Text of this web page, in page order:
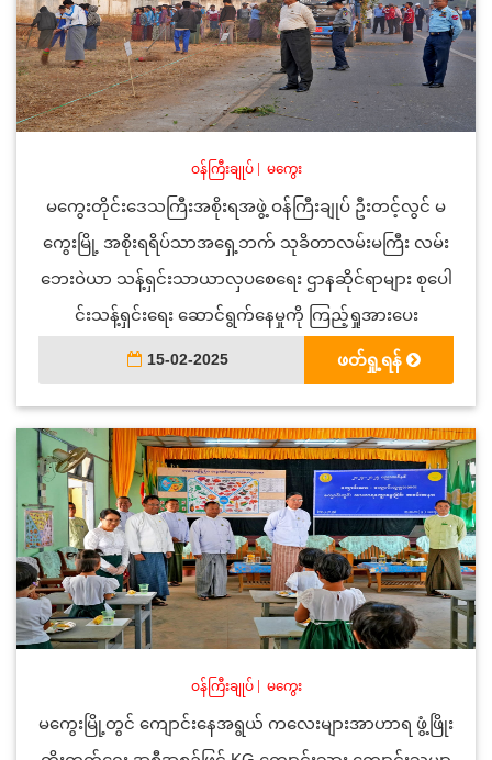
ဝန်ကြီးချုပ်| မကွေး
မကွေးတိုင်းဒေသကြီးအစိုးရအဖွဲ့ ဝန်ကြီးချုပ် ဦးတင့်လွင် မ
ကွေးမြို့ အစိုးရရိပ်သာအရှေ့ဘက် သုခိတာလမ်းမကြီး လမ်း
ဘေးဝဲယာ သန့်ရှင်းသာယာလှပစေရေး ဌာနဆိုင်ရာများ စုပေါ
င်းသန့်ရှင်းရေး ဆောင်ရွက်နေမှုကို ကြည့်ရှုအားပေး
15-02-2025 ဖတ်ရှု့ရန်
ဝန်ကြီးချုပ်| မကွေး
မကွေးမြို့တွင် ကျောင်းနေအရွယ် ကလေးများအာဟာရ ဖွံ့ဖြိုး